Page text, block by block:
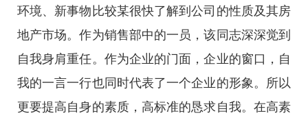
环境、新事物比较某很快了解到公司的性质及其房
地产市场。作为销售部中的一员，该同志深深觉到
自我身肩重任。作为企业的门面，企业的窗口，自
我的一言一行也同时代表了一个企业的形象。所以
更要提高自身的素质，高标准的恳求自我。在高素